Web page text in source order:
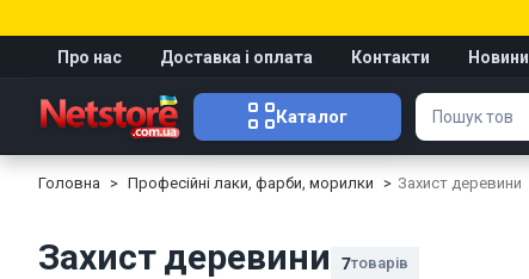
Про нас Доставка і оплата Контакти Новини
Каталог
Головна Професійні лаки, фарби, морилки Захист деревини
Захист деревини 7товарів